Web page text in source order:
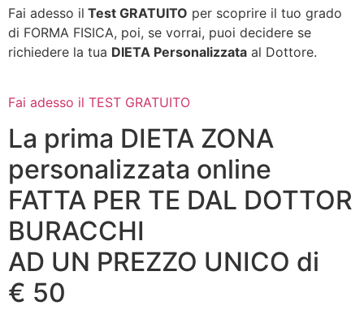
Fai adesso il Test GRATUITO per scoprire il tuo grado
di FORMA FISICA, poi, se vorrai, puoi decidere se
richiedere la tua DIETA Personalizzata al Dottore.
Fai adesso il TEST GRATUITO
La prima DIETA ZONA
personalizzata online
FATTA PER TE DAL DOTTOR
BURACCHI
AD UN PREZZO UNICO di
€ 50